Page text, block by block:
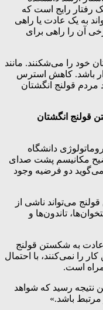
رفتار رایج است که
به یک عادت یا راهی
آن را راهی برای
خود را می‌شکنند. مانند
باشد. کاهش استرس
قولنج انگشتان
قولنج انگشتان
دانشگاه
مکانیسم پشت صدای
می‌گوید دو فرضیه وجود
می‌تواند ناشی از
تاندون‌ها و
به شکستن قولنج
را نمی‌کنند، با احتمال
است.
نتیجه رسید که شواهد
مرتبط باشد.»